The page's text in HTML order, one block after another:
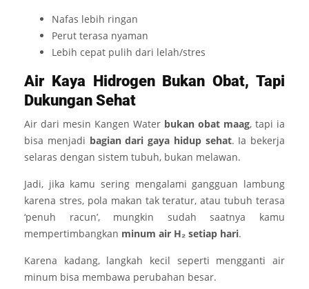
Nafas lebih ringan
Perut terasa nyaman
Lebih cepat pulih dari lelah/stres
Air Kaya Hidrogen Bukan Obat, Tapi
Dukungan Sehat
Air dari mesin Kangen Water bukan obat maag, tapi ia
bisa menjadi bagian dari gaya hidup sehat. Ia bekerja
selaras dengan sistem tubuh, bukan melawan.
Jadi, jika kamu sering mengalami gangguan lambung
karena stres, pola makan tak teratur, atau tubuh terasa
‘penuh racun’, mungkin sudah saatnya kamu
mempertimbangkan minum air H₂ setiap hari.
Karena kadang, langkah kecil seperti mengganti air
minum bisa membawa perubahan besar.